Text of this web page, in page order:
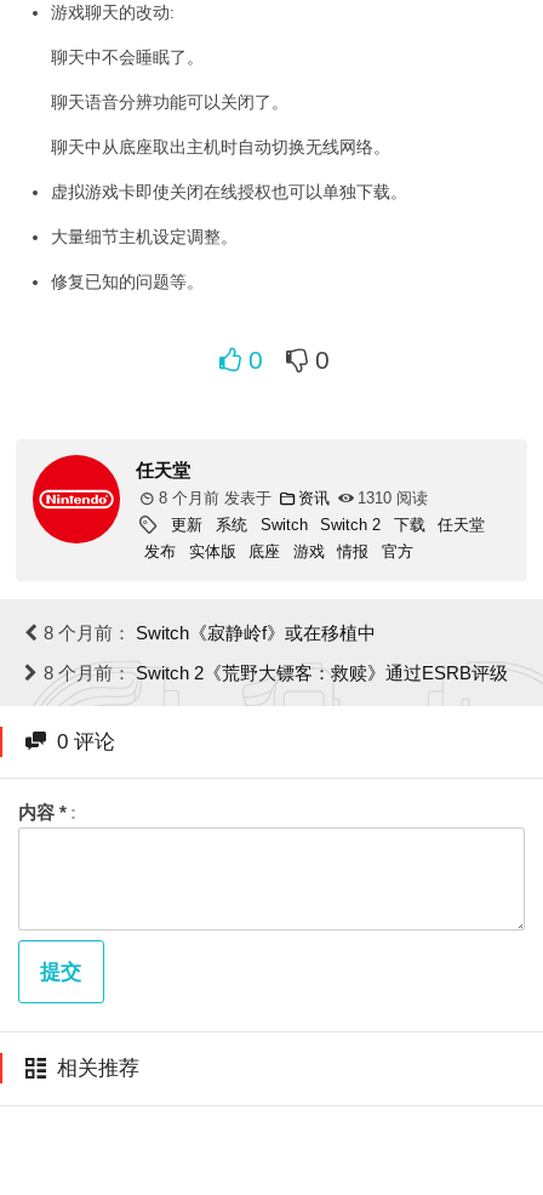
游戏聊天的改动:
聊天中不会睡眠了。
聊天语音分辨功能可以关闭了。
聊天中从底座取出主机时自动切换无线网络。
虚拟游戏卡即使关闭在线授权也可以单独下载。
大量细节主机设定调整。
修复已知的问题等。
0 0
任天堂
8 个月前发表于 资讯
1310 阅读
更新
系统 Switch Switch 2 下载
任天堂
发布
实体版 底座 游戏 情报 官方
8 个月前： Switch《寂静岭f》或在移植中
8 个月前：Switch 2《荒野大镖客：救赎》通过ESRB评级
0 评论
内容 *
提交
相关推荐